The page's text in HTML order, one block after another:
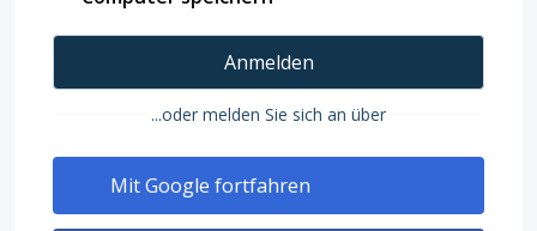
Anmelden
...oder melden Sie sich an über
Mit Google fortfahren